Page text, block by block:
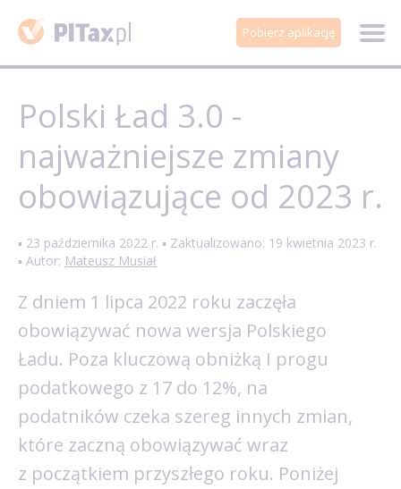
Pobierz aplikację
Polski Ład 3.0 -
najważniejsze zmiany
obowiązujące od 2023 r.
▪ 23 października 2022 r. ▪ Zaktualizowano: 19 kwietnia 2023 r.
▪ Autor: Mateusz Musiał
Z dniem 1 lipca 2022 roku zaczęła
obowiązywać nowa wersja Polskiego
Ładu. Poza kluczową obniżką I progu
podatkowego z 17 do 12%, na
podatników czeka szereg innych zmian,
które zaczną obowiązywać wraz
z początkiem przyszłego roku. Poniżej